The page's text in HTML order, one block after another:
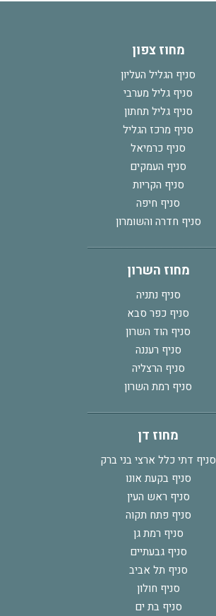
מחוז צפון
סניף הגליל העליון
סניף גליל מערבי
סניף גליל תחתון
סניף מרכז הגליל
סניף כרמיאל
סניף העמקים
סניף הקריות
סניף חיפה
סניף חדרה והשומרון
מחוז השרון
סניף נתניה
סניף כפר סבא
סניף הוד השרון
סניף רעננה
סניף הרצליה
סניף רמת השרון
מחוז דן
סניף דתי כלל ארצי בני ברק
סניף בקעת אונו
סניף ראש העין
סניף פתח תקוה
סניף רמת גן
סניף גבעתיים
סניף תל אביב
סניף חולון
סניף בת ים